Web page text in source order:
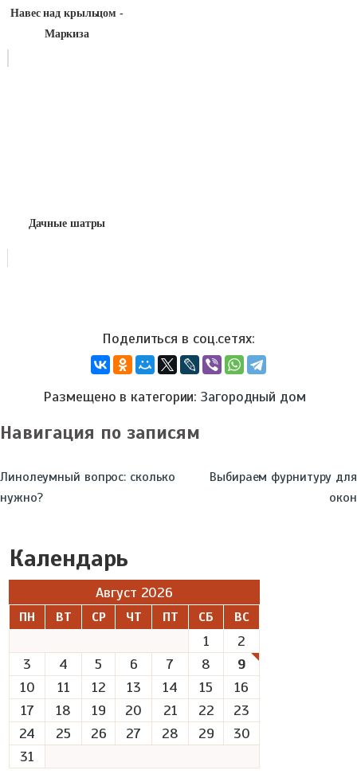
Навес над крыльцом -
Маркиза
Дачные шатры
Размещено в категории:Загородный дом
Навигация по записям
Линолеумный вопрос: сколько
нужно?
Выбираем фурнитуру для
окон
Календарь
Август 2026
ПН ВТ СР ЧТ ПТ СБ ВС
1
2
3
4 5 6 7 8
9
10
11 12 13 14 15
16
17
18 19 20 21 22
23
24
25 26 27 28 29
30
31